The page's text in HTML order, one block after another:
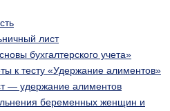
лист
бухгалтерского учета»
к тесту «Удержание алиментов»
— удержание алиментов
беременных женщин и